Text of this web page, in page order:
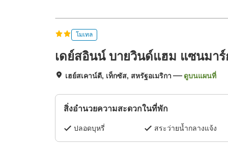
โมเทล
เดย์สอินน์ บายวินด์แฮม แซนมา
เฮย์สเคาน์ตี, เท็กซัส, สหรัฐอเมริกา ดูบนแผนที่
สิ่งอำนวยความสะดวกในที่พัก
ปลอดบุหรี่ สระว่ายน้ำกลางแจ้ง